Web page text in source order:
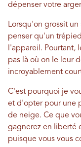
dépenser votre
Lorsqu'on grossit
penser qu'un
l'appareil. Pourtant,
pas là où on le leur
incroyablement
C'est pourquoi je
et d'opter pour une
de neige. Ce que
gagnerez en liberté
puisque vous vous